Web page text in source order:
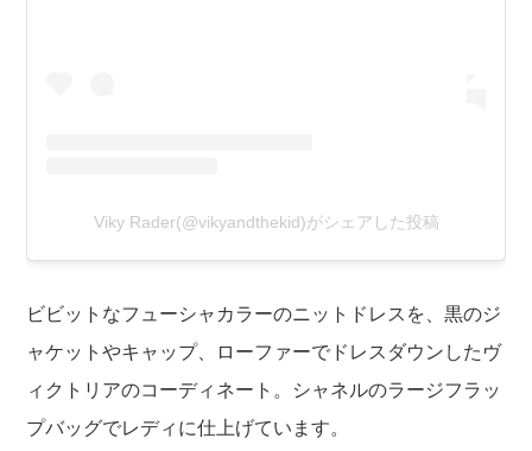
Viky Rader(@vikyandthekid)がシェアした投稿
ビビットなフューシャカラーのニットドレスを、黒のジ
ャケットやキャップ、ローファーでドレスダウンしたヴ
ィクトリアのコーディネート。シャネルのラージフラッ
プバッグでレディに仕上げています。